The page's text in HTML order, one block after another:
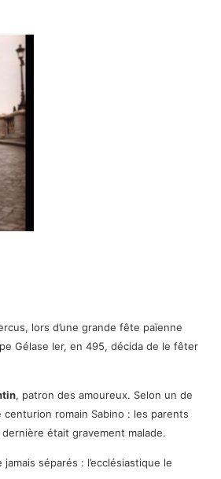
lors d’une grande fête païenne
Gélase Ier, en 495, décida de le fêter
, patron des amoureux. Selon un de
romain Sabino : les parents
était gravement malade.
séparés : l’ecclésiastique le